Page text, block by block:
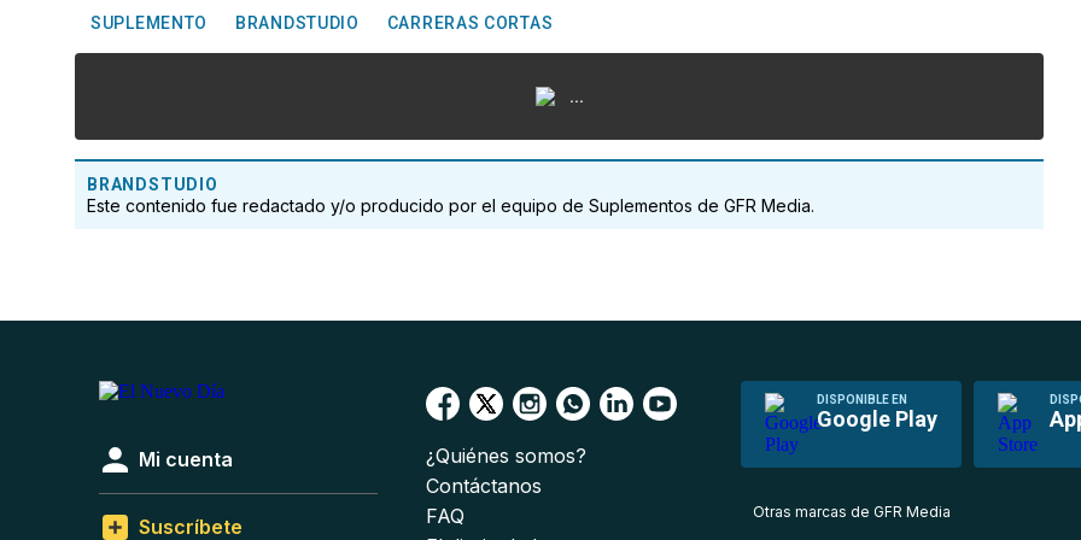
SUPLEMENTO BRANDSTUDIO CARRERAS CORTAS
...
BRANDSTUDIO
Este contenido fue redactado y/o producido por el equipo de Suplementos de GFR Media.
DISPONIBLE EN
Google Play
Mi cuenta
Suscríbete
¿Quiénes somos?
Contáctanos
FAQ
Otras marcas de GFR Media